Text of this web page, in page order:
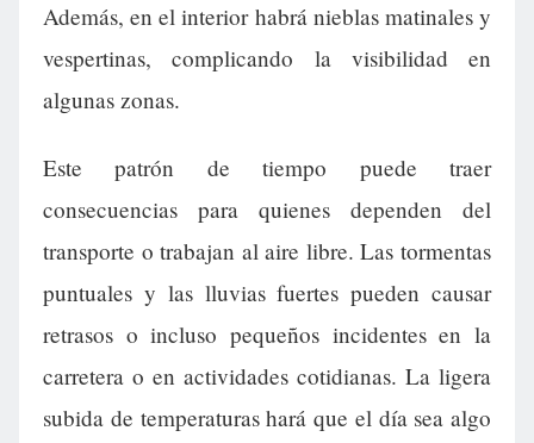
Además, en el interior habrá nieblas matinales y
vespertinas, complicando la visibilidad en
algunas zonas.
Este patrón de tiempo puede traer
consecuencias para quienes dependen del
transporte o trabajan al aire libre. Las tormentas
puntuales y las lluvias fuertes pueden causar
retrasos o incluso pequeños incidentes en la
carretera o en actividades cotidianas. La ligera
subida de temperaturas hará que el día sea algo